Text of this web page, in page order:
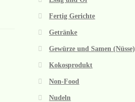
Fertig Gerichte
Getränke
Gewürze und Samen (Nüsse)
Kokosprodukt
Non-Food
Nudeln